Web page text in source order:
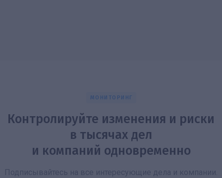
МОНИТОРИНГ
Контролируйте изменения и риски
в тысячах дел
и компаний одновременно
Подписывайтесь на все интересующие дела и компании.